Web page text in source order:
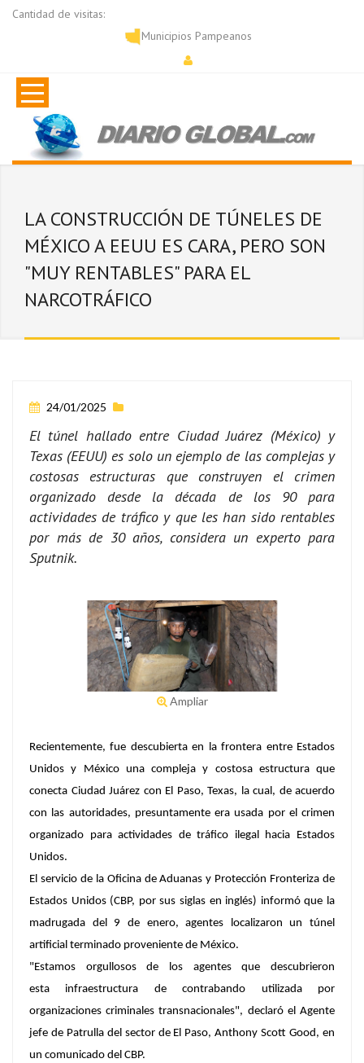
Cantidad de visitas:
Municipios Pampeanos
LA CONSTRUCCIÓN DE TÚNELES DE
MÉXICO A EEUU ES CARA, PERO SON
"MUY RENTABLES" PARA EL
NARCOTRÁFICO
24/01/2025
El túnel hallado entre Ciudad Juárez (México) y
Texas (EEUU) es solo un ejemplo de las complejas y
costosas estructuras que construyen el crimen
organizado desde la década de los 90 para
actividades de tráfico y que les han sido rentables
por más de 30 años, considera un experto para
Sputnik.
Ampliar
Recientemente, fue descubierta en la frontera entre Estados
Unidos y México una compleja y costosa estructura que
conecta Ciudad Juárez con El Paso, Texas, la cual, de acuerdo
con las autoridades, presuntamente era usada por el crimen
organizado para actividades de tráfico ilegal hacia Estados
Unidos.
El servicio de la Oficina de Aduanas y Protección Fronteriza de
Estados Unidos (CBP, por sus siglas en inglés) informó que la
madrugada del 9 de enero, agentes localizaron un túnel
artificial terminado proveniente de México.
"Estamos orgullosos de los agentes que descubrieron
esta infraestructura de contrabando utilizada por
organizaciones criminales transnacionales", declaró el Agente
jefe de Patrulla del sector de El Paso, Anthony Scott Good, en
un comunicado del CBP.